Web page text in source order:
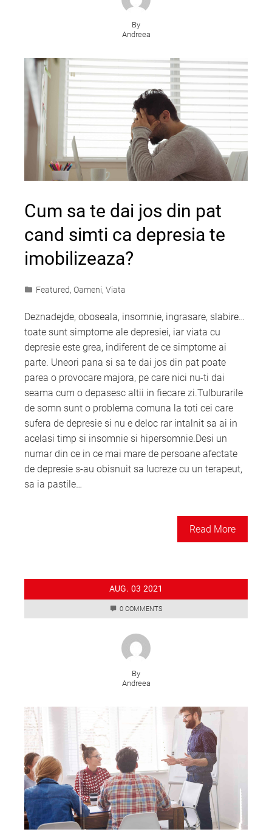
By
Andreea
Cum sa te dai jos din pat
cand simti ca depresia te
imobilizeaza?
Featured, Oameni, Viata
Deznadejde, oboseala, insomnie, ingrasare, slabire…
toate sunt simptome ale depresiei, iar viata cu
depresie este grea, indiferent de ce simptome ai
parte. Uneori pana si sa te dai jos din pat poate
parea o provocare majora, pe care nici nu-ti dai
seama cum o depasesc altii in fiecare zi.Tulburarile
de somn sunt o problema comuna la toti cei care
sufera de depresie si nu e deloc rar intalnit sa ai in
acelasi timp si insomnie si hipersomnie.Desi un
numar din ce in ce mai mare de persoane afectate
de depresie s-au obisnuit sa lucreze cu un terapeut,
sa ia pastile…
Read More
AUG. 03 2021
0 COMMENTS
By
Andreea